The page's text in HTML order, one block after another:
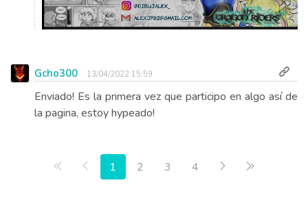
Gcho300 13/04/2022 15:59
Enviado! Es la primera vez que participo en algo así de
la pagina, estoy hypeado!
Primera página
Anterior
1 2 3 4 Siguiente